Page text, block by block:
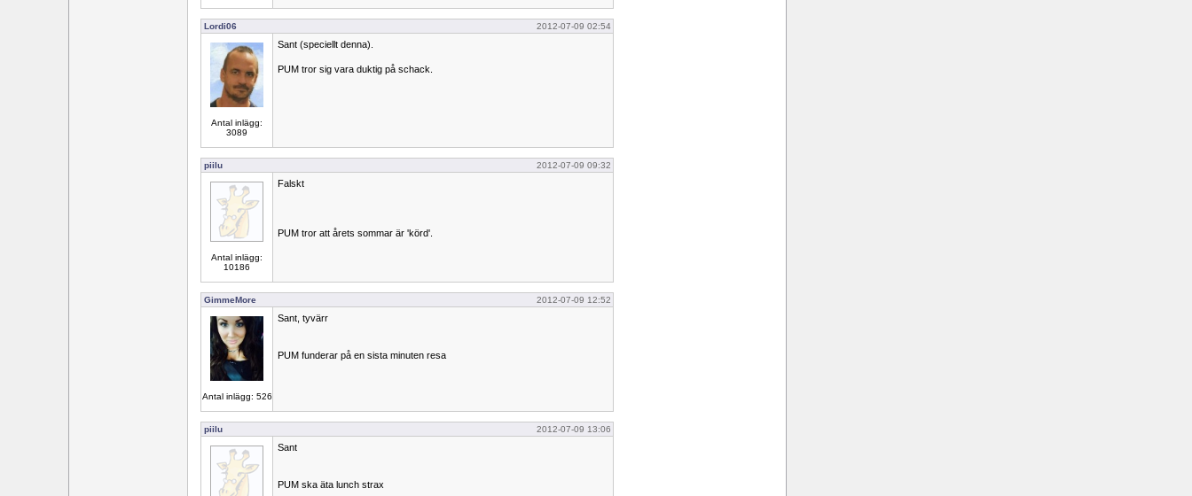
Lordi06 2012-07-09 02:54
Antal inlägg:
3089
Sant (speciellt denna).
PUM tror sig vara duktig på schack.
piilu 2012-07-09 09:32
Antal inlägg:
10186
Falskt
PUM tror att årets sommar är 'körd'.
GimmeMore 2012-07-09 12:52
Antal inlägg: 526
Sant, tyvärr
PUM funderar på en sista minuten resa
piilu 2012-07-09 13:06
Sant
PUM ska äta lunch strax